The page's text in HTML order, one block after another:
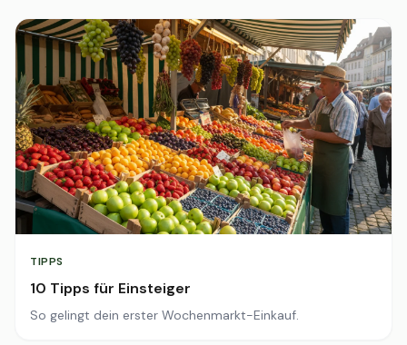
TIPPS
10 Tipps für Einsteiger
So gelingt dein erster Wochenmarkt-Einkauf.